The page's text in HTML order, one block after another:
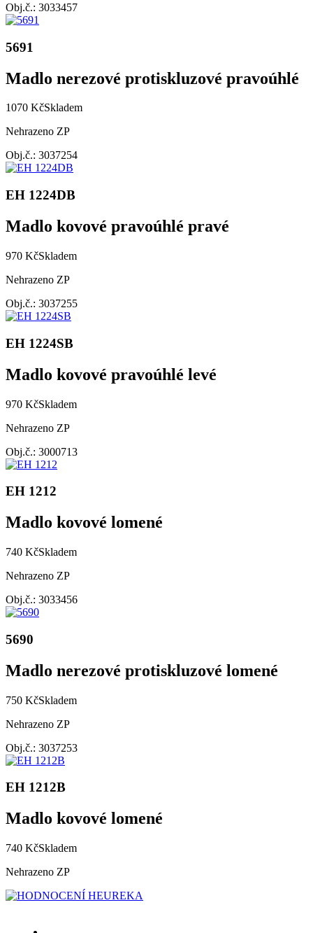
Obj.č.: 3033457
5691
Madlo nerezové protiskluzové pravoúhlé
1070 KčSkladem
Nehrazeno ZP
Obj.č.: 3037254
EH 1224DB
Madlo kovové pravoúhlé pravé
970 KčSkladem
Nehrazeno ZP
Obj.č.: 3037255
EH 1224SB
Madlo kovové pravoúhlé levé
970 KčSkladem
Nehrazeno ZP
Obj.č.: 3000713
EH 1212
Madlo kovové lomené
740 KčSkladem
Nehrazeno ZP
Obj.č.: 3033456
5690
Madlo nerezové protiskluzové lomené
750 KčSkladem
Nehrazeno ZP
Obj.č.: 3037253
EH 1212B
Madlo kovové lomené
740 KčSkladem
Nehrazeno ZP